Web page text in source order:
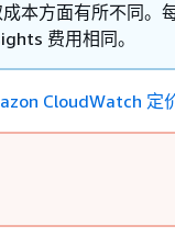
本方面有所不同。
费用相同。
CloudWatch 定